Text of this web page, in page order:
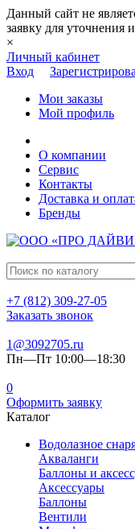
Данный сайт не
заявку для уточнения
×
Личный кабинет
Вход
Мои заказы
Мой профиль
О компании
Сервис
Контакты
Доставка и
Бренды
+7 (812) 309-27-05
Заказать звонок
1@3092705.ru
Пн—Пт 10:00—18:30
0
Оформить заявку
Каталог
Водолазное
Акваланги
Баллоны и
Аксессуары
Баллоны
Вентили